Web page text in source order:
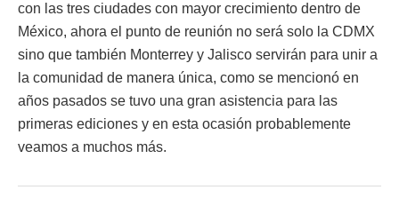
con las tres ciudades con mayor crecimiento dentro de
México, ahora el punto de reunión no será solo la CDMX
sino que también Monterrey y Jalisco servirán para unir a
la comunidad de manera única, como se mencionó en
años pasados se tuvo una gran asistencia para las
primeras ediciones y en esta ocasión probablemente
veamos a muchos más.